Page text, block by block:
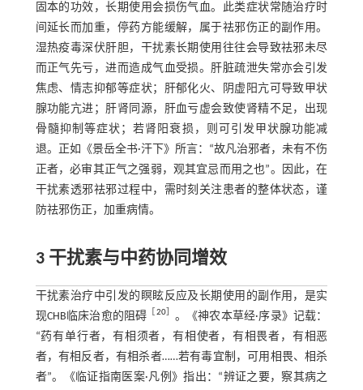
固本的功效，长期使用会损伤气血。此类症状常随治疗时
间延长而加重，停药方能缓解，属于祛邪伤正的副作用。
湿热疫毒深伏肝胆，干扰素长期使用往往会导致祛邪未尽
而正气先亏，进而造成气血受损。肝脏疏泄失常亦会引发
焦虑、情志抑郁等症状；肝郁化火、阴虚阳亢可导致甲状
腺功能亢进；肝肾同源，肝血亏虚会致使肾精不足，出现
骨髓抑制等症状；若肾阳衰损，则可引发甲状腺功能减
退。正如《景岳全书·汗下》所言：“故凡治邪者，未有不伤
正者，必审其正气之强弱，观其宜忌而用之也”。因此，在
干扰素透邪祛邪过程中，需时刻关注患者的整体状态，谨
防祛邪伤正，加重病情。
3 干扰素与中药协同增效
干扰素治疗中引发的瞑眩反应及长期使用的副作用，是实
现CHB临床治愈的阻碍 ［20］ 。《神农本草经·序录》记载：
“药有单行者，有相须者，有相使者，有相畏者，有相恶
者，有相反者，有相杀者……若有毒宜制，可用相畏、相杀
者”。《临证指南医案·凡例》指出：“辨证之要，察其病之